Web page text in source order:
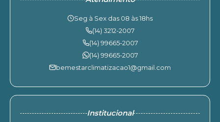
Seg à Sex das 08 às 18hs
(14) 3212-2007
(14) 99665-2007
(14) 99665-2007
bemestarclimatizacao1@gmail.com
Institucional